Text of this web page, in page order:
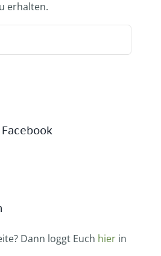
erhalten.
Dann loggt Euch hier in